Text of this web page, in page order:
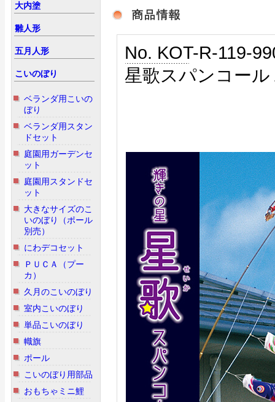
大内塗
雛人形
五月人形
こいのぼり
ベランダ用こいの
ぼり
ベランダ用スタン
ドセット
庭園用ガーデンセ
ット
庭園用スタンドセ
ット
大きなサイズのこ
いのぼり（ポール
別売）
にわデコセット
ＰＵＣＡ（プー
カ）
久月のこいのぼり
室内こいのぼり
単品こいのぼり
幟旗
ポール
こいのぼり用部品
おもちゃミニ鯉
No. KOT-R-119-
星歌スパンコー